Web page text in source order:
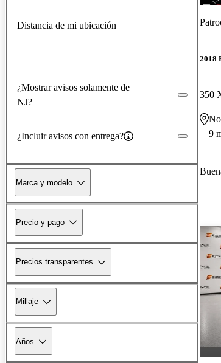
Distancia de mi ubicación
¿Mostrar avisos solamente de
NJ?
¿Incluir avisos con entrega?
Marca y modelo
Precio y pago
Precios transparentes
Millaje
Años
2018
9